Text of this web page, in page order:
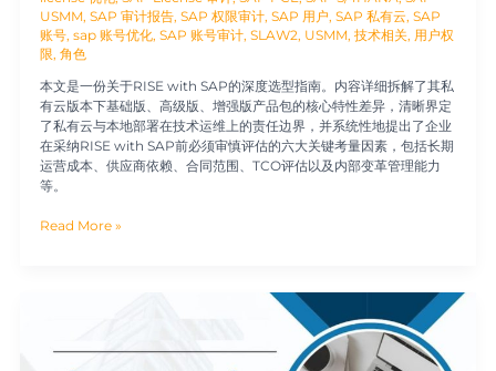
USMM,SAP 审计报告,SAP 权限审计,SAP 用户,SAP 私有云,SAP
账号,sap 账号优化,SAP 账号审计,SLAW2, USMM,技术相关, 用户权
限,角色
本文是一份关于RISE with SAP的深度选型指南。内容详细拆解了其私
有云版本下基础版、高级版、增强版产品包的核心特性差异，清晰界定
了私有云与本地部署在技术运维上的责任边界，并系统性地提出了企业
在采纳RISE with SAP前必须审慎评估的六大关键考量因素，包括长期
运营成本、供应商依赖、合同范围、TCO评估以及内部变革管理能力
等。
Read More »